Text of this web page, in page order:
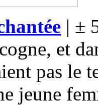
| ±
et
pas le
jeune